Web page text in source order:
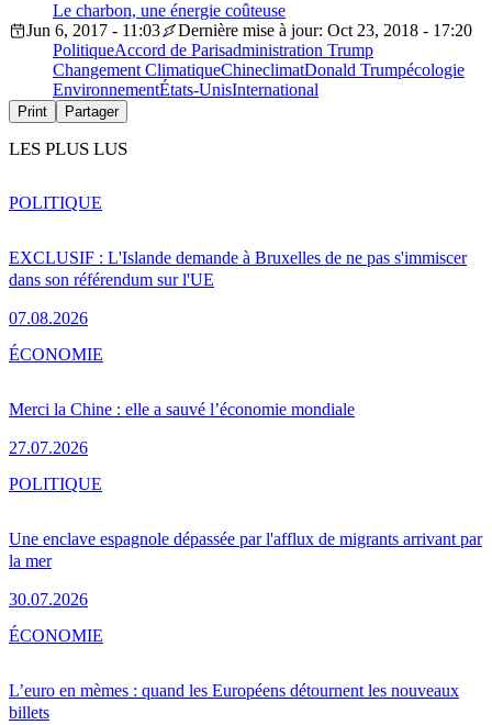
Le charbon, une énergie coûteuse
Jun 6, 2017 - 11:03
Dernière mise à jour: Oct 23, 2018 - 17:20
PolitiqueAccord de Parisadministration Trump
Changement ClimatiqueChineclimatDonald Trumpécologie
EnvironnementÉtats-UnisInternational
Print Partager
LES PLUS LUS
EXCLUSIF : L'Islande demande à Bruxelles de ne pas s'immiscer
dans son référendum sur l'UE
07.08.2026
POLITIQUE
Merci la Chine : elle a sauvé l’économie mondiale
27.07.2026
ÉCONOMIE
Une enclave espagnole dépassée par l'afflux de migrants arrivant par
la mer
30.07.2026
POLITIQUE
L’euro en mèmes : quand les Européens détournent les nouveaux
billets
ÉCONOMIE